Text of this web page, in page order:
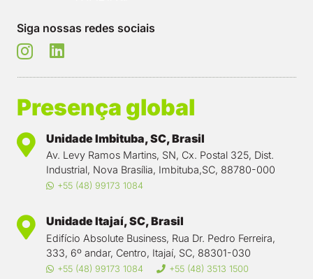
Siga nossas redes sociais
Presença global
Unidade Imbituba, SC, Brasil
Av. Levy Ramos Martins, SN, Cx. Postal 325, Dist.
Industrial, Nova Brasília, Imbituba,SC, 88780-000
+55 (48) 99173 1084
Unidade Itajaí, SC, Brasil
Edifício Absolute Business, Rua Dr. Pedro Ferreira,
333, 6º andar, Centro, Itajaí, SC, 88301-030
+55 (48) 99173 1084 +55 (48) 3513 1500